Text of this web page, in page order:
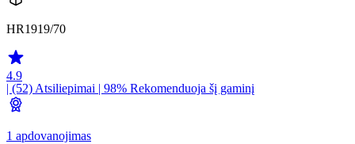
HR1919/70
4.9
| (52) Atsiliepimai | 98% Rekomenduoja šį gaminį
1 apdovanojimas